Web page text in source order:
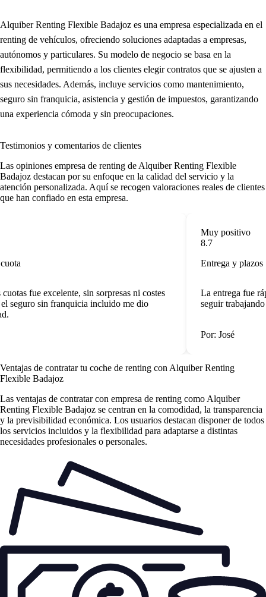
Alquiber Renting Flexible Badajoz es una empresa especializada en el
renting de vehículos, ofreciendo soluciones adaptadas a empresas,
autónomos y particulares. Su modelo de negocio se basa en la
flexibilidad, permitiendo a los clientes elegir contratos que se ajusten a
sus necesidades. Además, incluye servicios como mantenimiento,
seguro sin franquicia, asistencia y gestión de impuestos, garantizando
una experiencia cómoda y sin preocupaciones.
Testimonios y comentarios de clientes
Las opiniones empresa de renting de Alquiber Renting Flexible
Badajoz destacan por su enfoque en la calidad del servicio y la
atención personalizada. Aquí se recogen valoraciones reales de clientes
que han confiado en esta empresa.
fue excelente, sin sorpresas ni costes
seguro sin franquicia incluido me dio
Muy positivo
8.7
Entrega y plazos
La entrega fue
seguir
Por: José
Ventajas de contratar tu coche de renting con Alquiber Renting
Flexible Badajoz
Las ventajas de contratar con empresa de renting como Alquiber
Renting Flexible Badajoz se centran en la comodidad, la transparencia
y la previsibilidad económica. Los usuarios destacan disponer de todos
los servicios incluidos y la flexibilidad para adaptarse a distintas
necesidades profesionales o personales.